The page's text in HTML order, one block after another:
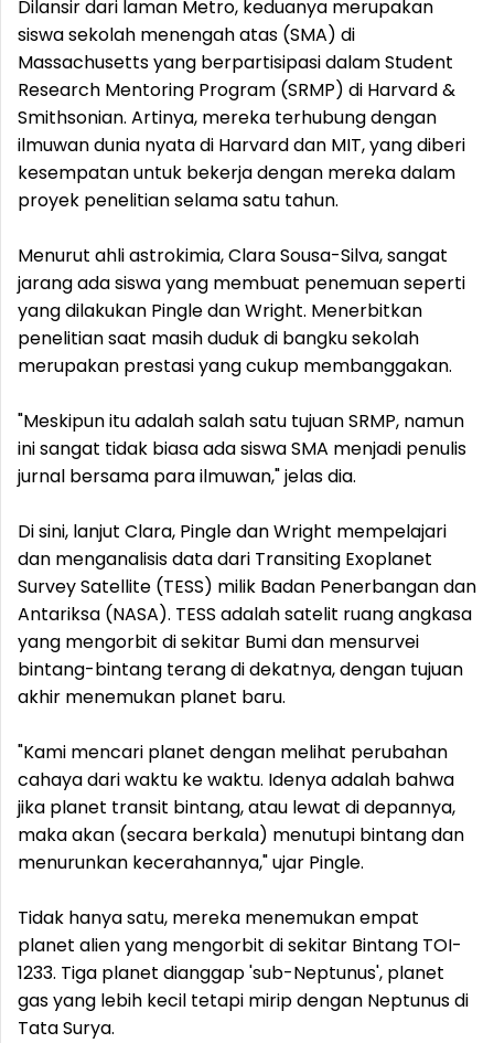
Dilansir dari laman Metro, keduanya merupakan
siswa sekolah menengah atas (SMA) di
Massachusetts yang berpartisipasi dalam Student
Research Mentoring Program (SRMP) di Harvard &
Smithsonian. Artinya, mereka terhubung dengan
ilmuwan dunia nyata di Harvard dan MIT, yang diberi
kesempatan untuk bekerja dengan mereka dalam
proyek penelitian selama satu tahun.
Menurut ahli astrokimia, Clara Sousa-Silva, sangat
jarang ada siswa yang membuat penemuan seperti
yang dilakukan Pingle dan Wright. Menerbitkan
penelitian saat masih duduk di bangku sekolah
merupakan prestasi yang cukup membanggakan.
"Meskipun itu adalah salah satu tujuan SRMP, namun
ini sangat tidak biasa ada siswa SMA menjadi penulis
jurnal bersama para ilmuwan," jelas dia.
Di sini, lanjut Clara, Pingle dan Wright mempelajari
dan menganalisis data dari Transiting Exoplanet
Survey Satellite (TESS) milik Badan Penerbangan dan
Antariksa (NASA). TESS adalah satelit ruang angkasa
yang mengorbit di sekitar Bumi dan mensurvei
bintang-bintang terang di dekatnya, dengan tujuan
akhir menemukan planet baru.
"Kami mencari planet dengan melihat perubahan
cahaya dari waktu ke waktu. Idenya adalah bahwa
jika planet transit bintang, atau lewat di depannya,
maka akan (secara berkala) menutupi bintang dan
menurunkan kecerahannya," ujar Pingle.
Tidak hanya satu, mereka menemukan empat
planet alien yang mengorbit di sekitar Bintang TOI-
1233. Tiga planet dianggap 'sub-Neptunus', planet
gas yang lebih kecil tetapi mirip dengan Neptunus di
Tata Surya.